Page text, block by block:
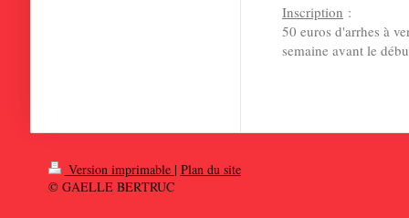
Inscription :
50 euros d'arrhes à
semaine avant le
Version imprimable | Plan du site
© GAELLE BERTRUC